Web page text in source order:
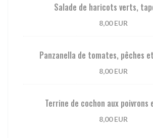
Salade de haricots verts,
8,00 EUR
Panzanella de tomates, pêches
8,00 EUR
Terrine de cochon aux poivrons
8,00 EUR